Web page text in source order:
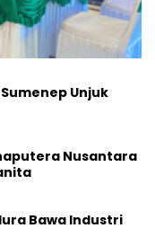
Sumenep Unjuk
Nusantara
Bawa Industri